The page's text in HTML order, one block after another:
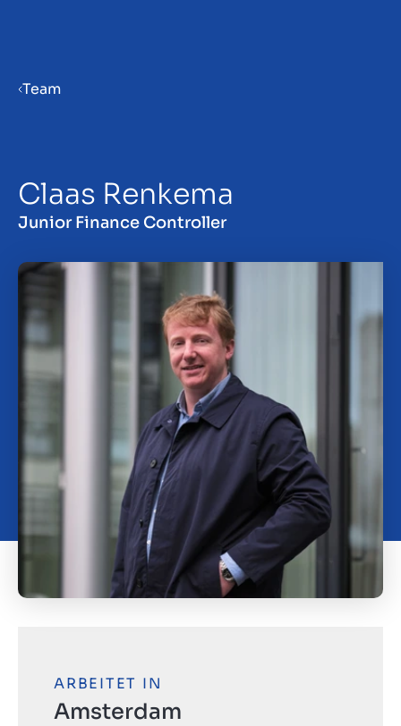
Unternehmen verkaufen
Insights
CH
Team
Claas Renkema
Junior Finance Controller
ARBEITET IN
Amsterdam